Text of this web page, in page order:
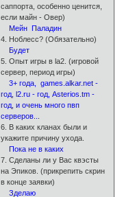
саппорта, особенно ценится,
если майн - Овер)
Мейн Паладин
4. Ноблесс? (Обязательно)
Будет
5. Опыт игры в la2. (игровой
сервер, период игры)
3+ года, games.alkar.net -
год, l2.ru - год, Asterios.tm -
год, и очень много пвп
серверов...
6. В каких кланах были и
укажите причину ухода.
Пока не в каких
7. Сделаны ли у Вас квэсты
на Эпиков. (прикрепить скрин
в конце заявки)
Зделаю